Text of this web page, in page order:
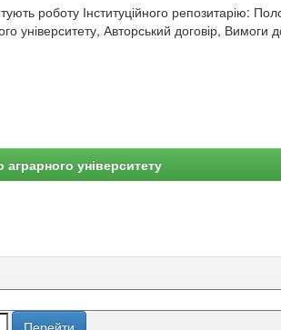
роботу Інституційного репозитарію:
університету, Авторський договір, Вимоги
аграрного університету